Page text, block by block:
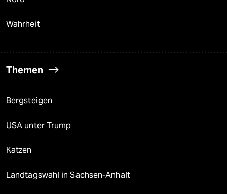
Wahrheit
Themen
Bergsteigen
USA unter Trump
Katzen
Landtagswahl in Sachsen-Anhalt